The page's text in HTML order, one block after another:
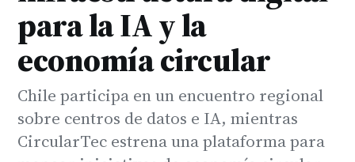
para la IA y la
economía circular
Chile participa en un encuentro regional
sobre centros de datos e IA, mientras
CircularTec estrena una plataforma para